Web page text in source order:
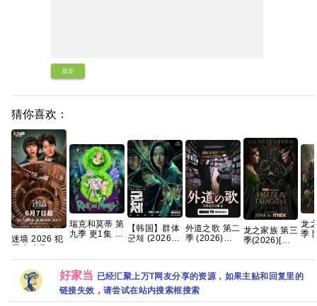
提交
猜你喜欢：
迷墙 2026 犯
罪 郭京飞 任
素汐 已更最新
夸克
瑞克和莫蒂 第
九季 更1集 官
【韩国】群体
군체 (2026)
悬疑 / 惊悚 又
(港) / 尸速禁
区(台) 夸克 影
片讲述了因不
外道之歌 第二
季 (2026)
剧情 / 悬疑 又
2 夸克
龙之家族 第三
季(2026)[更
[4K.DV.HDR]
[高码率][内封
简繁英][附1-2
龙
季
内
幕
好家当 已经汇聚上万T网友分享的资源，如果主贴和回复里的
链接失效，请尝试在站内搜索框搜索